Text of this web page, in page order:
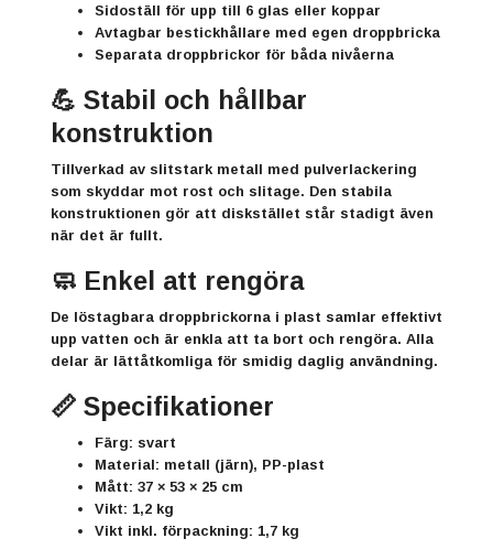
Sidoställ för upp till 6 glas eller koppar
Avtagbar bestickhållare med egen droppbricka
Separata droppbrickor för båda nivåerna
💪 Stabil och hållbar
konstruktion
Tillverkad av slitstark metall med pulverlackering
som skyddar mot rost och slitage. Den stabila
konstruktionen gör att diskstället står stadigt även
när det är fullt.
🧼 Enkel att rengöra
De löstagbara droppbrickorna i plast samlar effektivt
upp vatten och är enkla att ta bort och rengöra. Alla
delar är lättåtkomliga för smidig daglig användning.
📏 Specifikationer
Färg: svart
Material: metall (järn), PP-plast
Mått: 37 × 53 × 25 cm
Vikt: 1,2 kg
Vikt inkl. förpackning: 1,7 kg